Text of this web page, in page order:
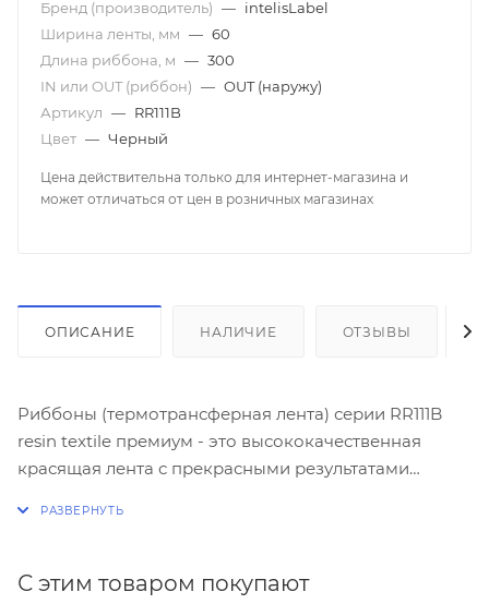
Бренд (производитель) — intelisLabel
Ширина ленты, мм — 60
Длина риббона, м — 300
IN или OUT (риббон) — OUT (наружу)
Артикул — RR111B
Цвет — Черный
Цена действительна только для интернет-магазина и
может отличаться от цен в розничных магазинах
ОПИСАНИЕ НАЛИЧИЕ ОТЗЫВЫ
Риббоны (термотрансферная лента) серии RR111B
resin textile премиум - это высококачественная
красящая лента с прекрасными результатами
получить более качественную печать на нейлоновых
С этим товаром покупают